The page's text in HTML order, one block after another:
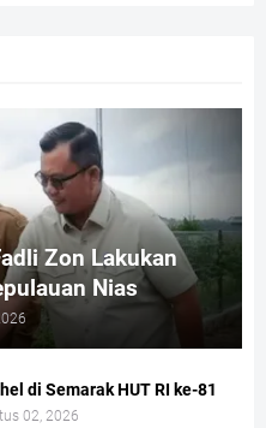
Zon Lakukan
Nias
di Semarak HUT RI ke-81
02, 2026